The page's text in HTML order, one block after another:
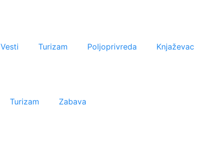
Vesti Turizam Poljoprivreda Knjaževac
Turizam Zabava